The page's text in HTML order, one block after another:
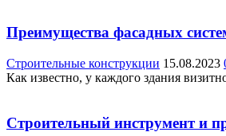
Преимущества фасадных
Строительные конструкции 15.08.2023
Как известно, у каждого здания
Строительный инструмент и